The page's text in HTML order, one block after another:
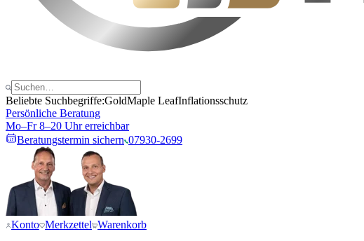
Beliebte Suchbegriffe:GoldMaple LeafInflationsschutz
Persönliche Beratung
Mo–Fr 8–20 Uhr erreichbar
Beratungstermin sichern 07930-2699
Konto Merkzettel Warenkorb